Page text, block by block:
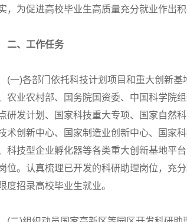
，为促进高校毕业生高质量充分就业作出
二、工作任务
)各部门依托科技计划项目和重大创新基
农业农村部、国务院国资委、中国科学院
研发计划、国家科技重大专项、国家自然
术创新中心、国家制造业创新中心、国家
科技型企业孵化器等各类重大创新基地平
位。认真梳理已开发的科研助理岗位，充
度招录高校毕业生就业。